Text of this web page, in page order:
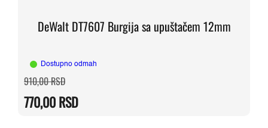
DeWalt DT7607 Burgija sa upuštačem 12mm
Dostupno odmah
910,00RSDOriginalna
cena
bila:
910,00 RSD.
770,00RSD
Trenutna
cena
770,00 RSD.